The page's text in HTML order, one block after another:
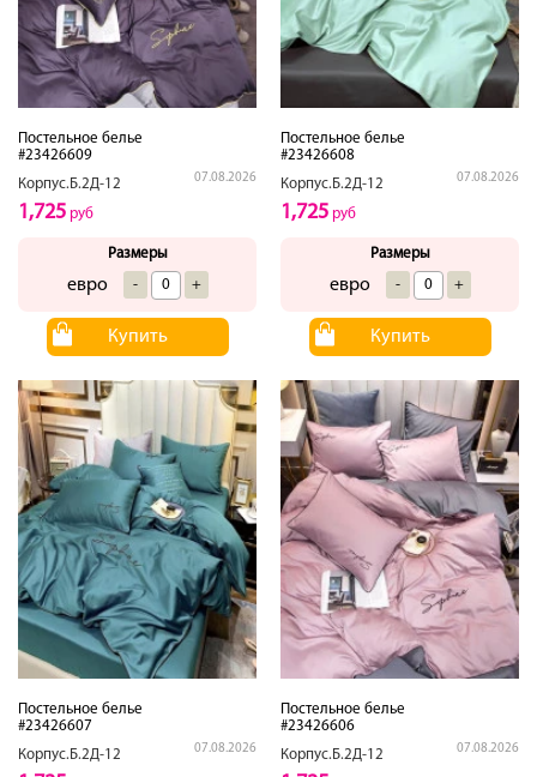
Постельное белье
#23426609
Корпус.Б.2Д-12
07.08.2026
1,725 руб
Размеры
евро - +
Купить
Постельное белье
#23426608
Корпус.Б.2Д-12
07.08.2026
1,725 руб
Размеры
евро - +
Купить
Постельное белье
#23426607
Корпус.Б.2Д-12
07.08.2026
Постельное белье
#23426606
Корпус.Б.2Д-12
07.08.2026